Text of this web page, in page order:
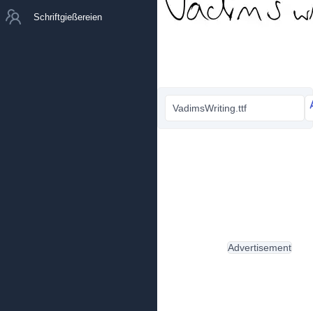
Schriftgießereien
VadimsWriting.ttf
Advertisement